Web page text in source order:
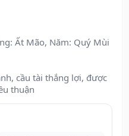
Ất Mão, Năm: Quý Mùi
cầu tài thắng lợi, được
thuận